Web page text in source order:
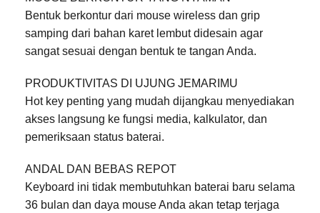
Bentuk berkontur dari mouse wireless dan grip
samping dari bahan karet lembut didesain agar
sangat sesuai dengan bentuk te tangan Anda.
PRODUKTIVITAS DI UJUNG JEMARIMU
Hot key penting yang mudah dijangkau menyediakan
akses langsung ke fungsi media, kalkulator, dan
pemeriksaan status baterai.
ANDAL DAN BEBAS REPOT
Keyboard ini tidak membutuhkan baterai baru selama
36 bulan dan daya mouse Anda akan tetap terjaga